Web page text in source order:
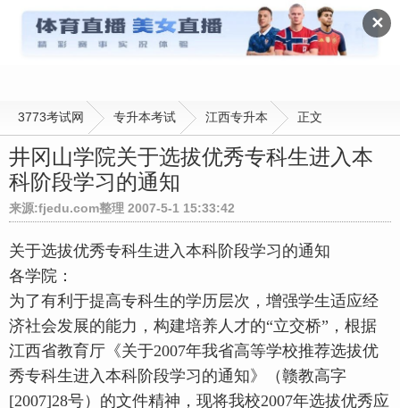
✕
江西专升本
3773考试网 专升本考试 江西专升本 正文
井冈山学院关于选拔优秀专科生进入本
科阶段学习的通知
来源:fjedu.com整理 2007-5-1 15:33:42
关于选拔优秀专科生进入本科阶段学习的通知
各学院：
为了有利于提高专科生的学历层次，增强学生适应经
济社会发展的能力，构建培养人才的“立交桥”，根据
江西省教育厅《关于2007年我省高等学校推荐选拔优
秀专科生进入本科阶段学习的通知》（赣教高字
[2007]28号）的文件精神，现将我校2007年选拔优秀应